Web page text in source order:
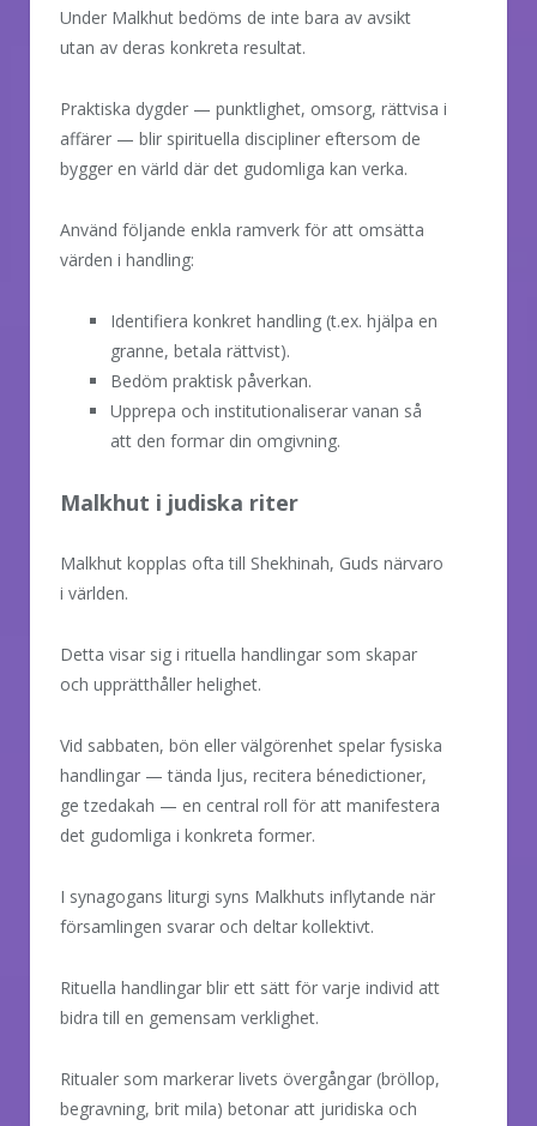
Under Malkhut bedöms de inte bara av avsikt
utan av deras konkreta resultat.
Praktiska dygder — punktlighet, omsorg, rättvisa i
affärer — blir spirituella discipliner eftersom de
bygger en värld där det gudomliga kan verka.
Använd följande enkla ramverk för att omsätta
värden i handling:
Identifiera konkret handling (t.ex. hjälpa en
granne, betala rättvist).
Bedöm praktisk påverkan.
Upprepa och institutionaliserar vanan så
att den formar din omgivning.
Malkhut i judiska riter
Malkhut kopplas ofta till Shekhinah, Guds närvaro
i världen.
Detta visar sig i rituella handlingar som skapar
och upprätthåller helighet.
Vid sabbaten, bön eller välgörenhet spelar fysiska
handlingar — tända ljus, recitera bénedictioner,
ge tzedakah — en central roll för att manifestera
det gudomliga i konkreta former.
I synagogans liturgi syns Malkhuts inflytande när
församlingen svarar och deltar kollektivt.
Rituella handlingar blir ett sätt för varje individ att
bidra till en gemensam verklighet.
Ritualer som markerar livets övergångar (bröllop,
begravning, brit mila) betonar att juridiska och